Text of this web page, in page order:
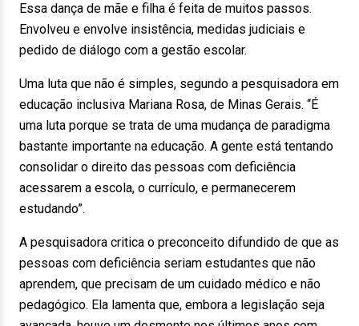
Essa dança de mãe e filha é feita de muitos passos.
Envolveu e envolve insistência, medidas judiciais e
pedido de diálogo com a gestão escolar.
Uma luta que não é simples, segundo a pesquisadora em
educação inclusiva Mariana Rosa, de Minas Gerais. “É
uma luta porque se trata de uma mudança de paradigma
bastante importante na educação. A gente está tentando
consolidar o direito das pessoas com deficiência
acessarem a escola, o currículo, e permanecerem
estudando”.
A pesquisadora critica o preconceito difundido de que as
pessoas com deficiência seriam estudantes que não
aprendem, que precisam de um cuidado médico e não
pedagógico. Ela lamenta que, embora a legislação seja